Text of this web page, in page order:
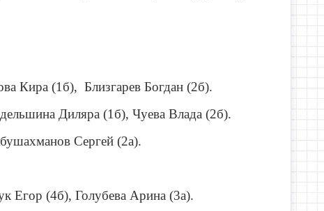
Кира (1б), Близгарев Богдан (2б).
Диляра (1б), Чуева Влада (2б).
Сергей (2а).
(4б), Голубева Арина (3а).